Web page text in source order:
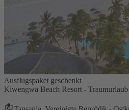
Ausflugspaket geschenkt
Kiwengwa Beach Resort -